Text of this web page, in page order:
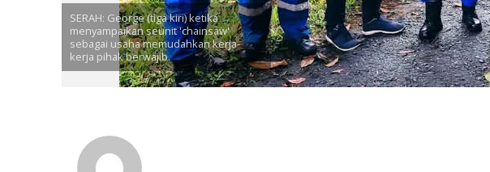
SERAH: George (tiga kiri) ketika
menyampaikan seunit 'chainsaw'
sebagai usaha memudahkan kerja-
kerja pihak berwajib.